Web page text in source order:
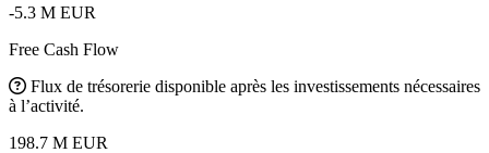
-5.3 M EUR
Free Cash Flow
Flux de trésorerie disponible après les investissements nécessaires
à l’activité.
198.7 M EUR